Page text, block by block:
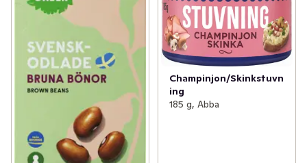
Champinjon/Skinkstuvn
ing
185 g, Abba